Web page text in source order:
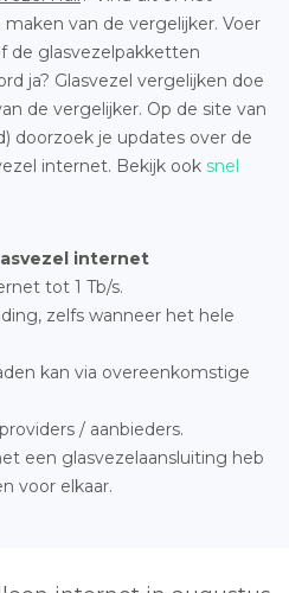
van de vergelijker. Voer
de glasvezelpakketten
ja? Glasvezel vergelijken doe
de vergelijker. Op de site van
doorzoek je updates over de
internet. Bekijk ook snel
internet
tot 1 Tb/s.
zelfs wanneer het hele
kan via overeenkomstige
/ aanbieders.
een glasvezelaansluiting heb
voor elkaar.